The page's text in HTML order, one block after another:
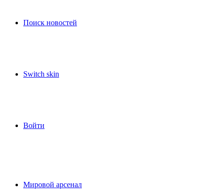
Поиск новостей
Switch skin
Войти
Мировой арсенал